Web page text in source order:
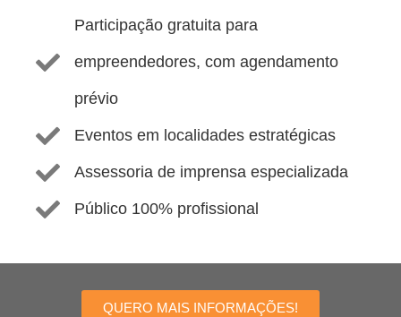
Participação gratuita para
empreendedores, com agendamento
prévio
Eventos em localidades estratégicas
Assessoria de imprensa especializada
Público 100% profissional
QUERO MAIS INFORMAÇÕES!